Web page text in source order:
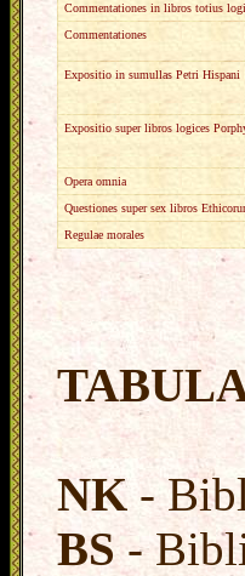
Commentationes in libros totius
Commentationes
Expositio in sumullas Petri Hispani
Expositio super libros logices
Opera omnia
Questiones super sex libros
Regulae morales
NK -
BS-